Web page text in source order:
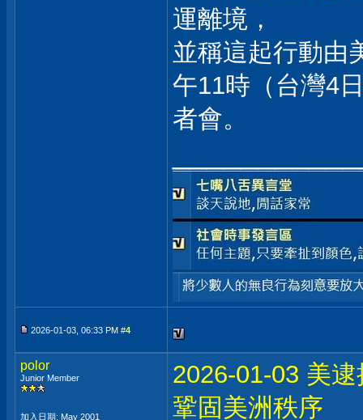
運離境，
並稱這起行動由
午11時（台灣4
者會。
2026-01-03, 06:33 PM #4
polor
Junior Member
加入日期: May 2001
2026-01-03 美
鞏固美洲秩序